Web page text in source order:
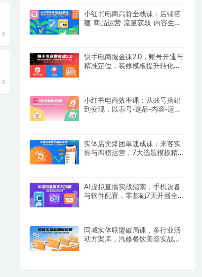
小红书电商高阶全栈课：店铺搭
建-商品运营-流量获取-内容生产-
快手电商掘金课2.0，账号开通与
精准定位，装修模板提升转化率
小红书电商效率课：从账号搭建
到变现，以养号-选品-内容-运营
实体店卖爆团单速成课：来客实
操与四榜运营，7大选题模板精
AI虚拟直播实战指南，手机设备
与软件配置，零基础7天开播全
同城实体联盟破局课，多行业活
动方案库，汽修餐饮美容实战案